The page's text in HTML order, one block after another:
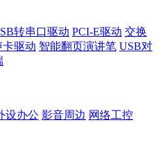
转串口驱动 PCI-E驱动 交换
卡驱动 智能翻页演讲笔 USB对
设办公 影音周边 网络工控